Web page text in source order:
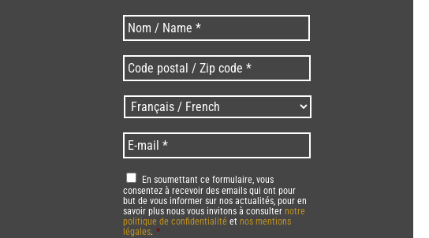
Nom * Nom
Code
postal
/
Zip
* *
Langues
/
Language *
E-
mail *
RGPD *
En soumettant ce formulaire, vous
consentez à recevoir des emails qui ont pour
but de vous informer sur nos actualités, pour en
savoir plus nous vous invitons à consulternotre
politique de confidentialité etnos mentions
légales. *